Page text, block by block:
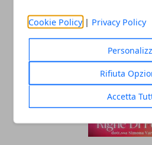
Cookie Policy | Privacy Policy
Rifiuta
Accetta
20/11/2025